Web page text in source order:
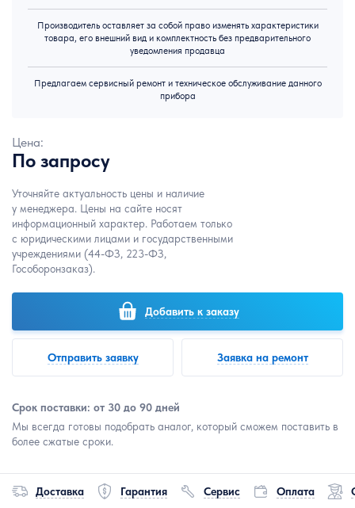
Производитель оставляет за собой право изменять характеристики
товара, его внешний вид и комплектность без предварительного
уведомления продавца
Предлагаем сервисный ремонт и техническое обслуживание данного
прибора
Цена:
По запросу
Уточняйте актуальность цены и наличие
у менеджера. Цены на сайте носят
информационный характер. Работаем только
с юридическими лицами и государственными
учреждениями (44-ФЗ, 223-ФЗ,
Гособоронзаказ).
Добавить к заказу
Отправить заявку Заявка на ремонт
Срок поставки: от 30 до 90 дней
Мы всегда готовы подобрать аналог, который сможем поставить в
более сжатые сроки.
Доставка Гарантия Сервис Оплата